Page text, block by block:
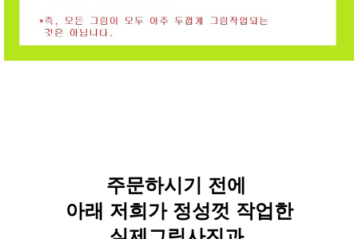
주문하시기 전에
아래 저희가 정성껏 작업한